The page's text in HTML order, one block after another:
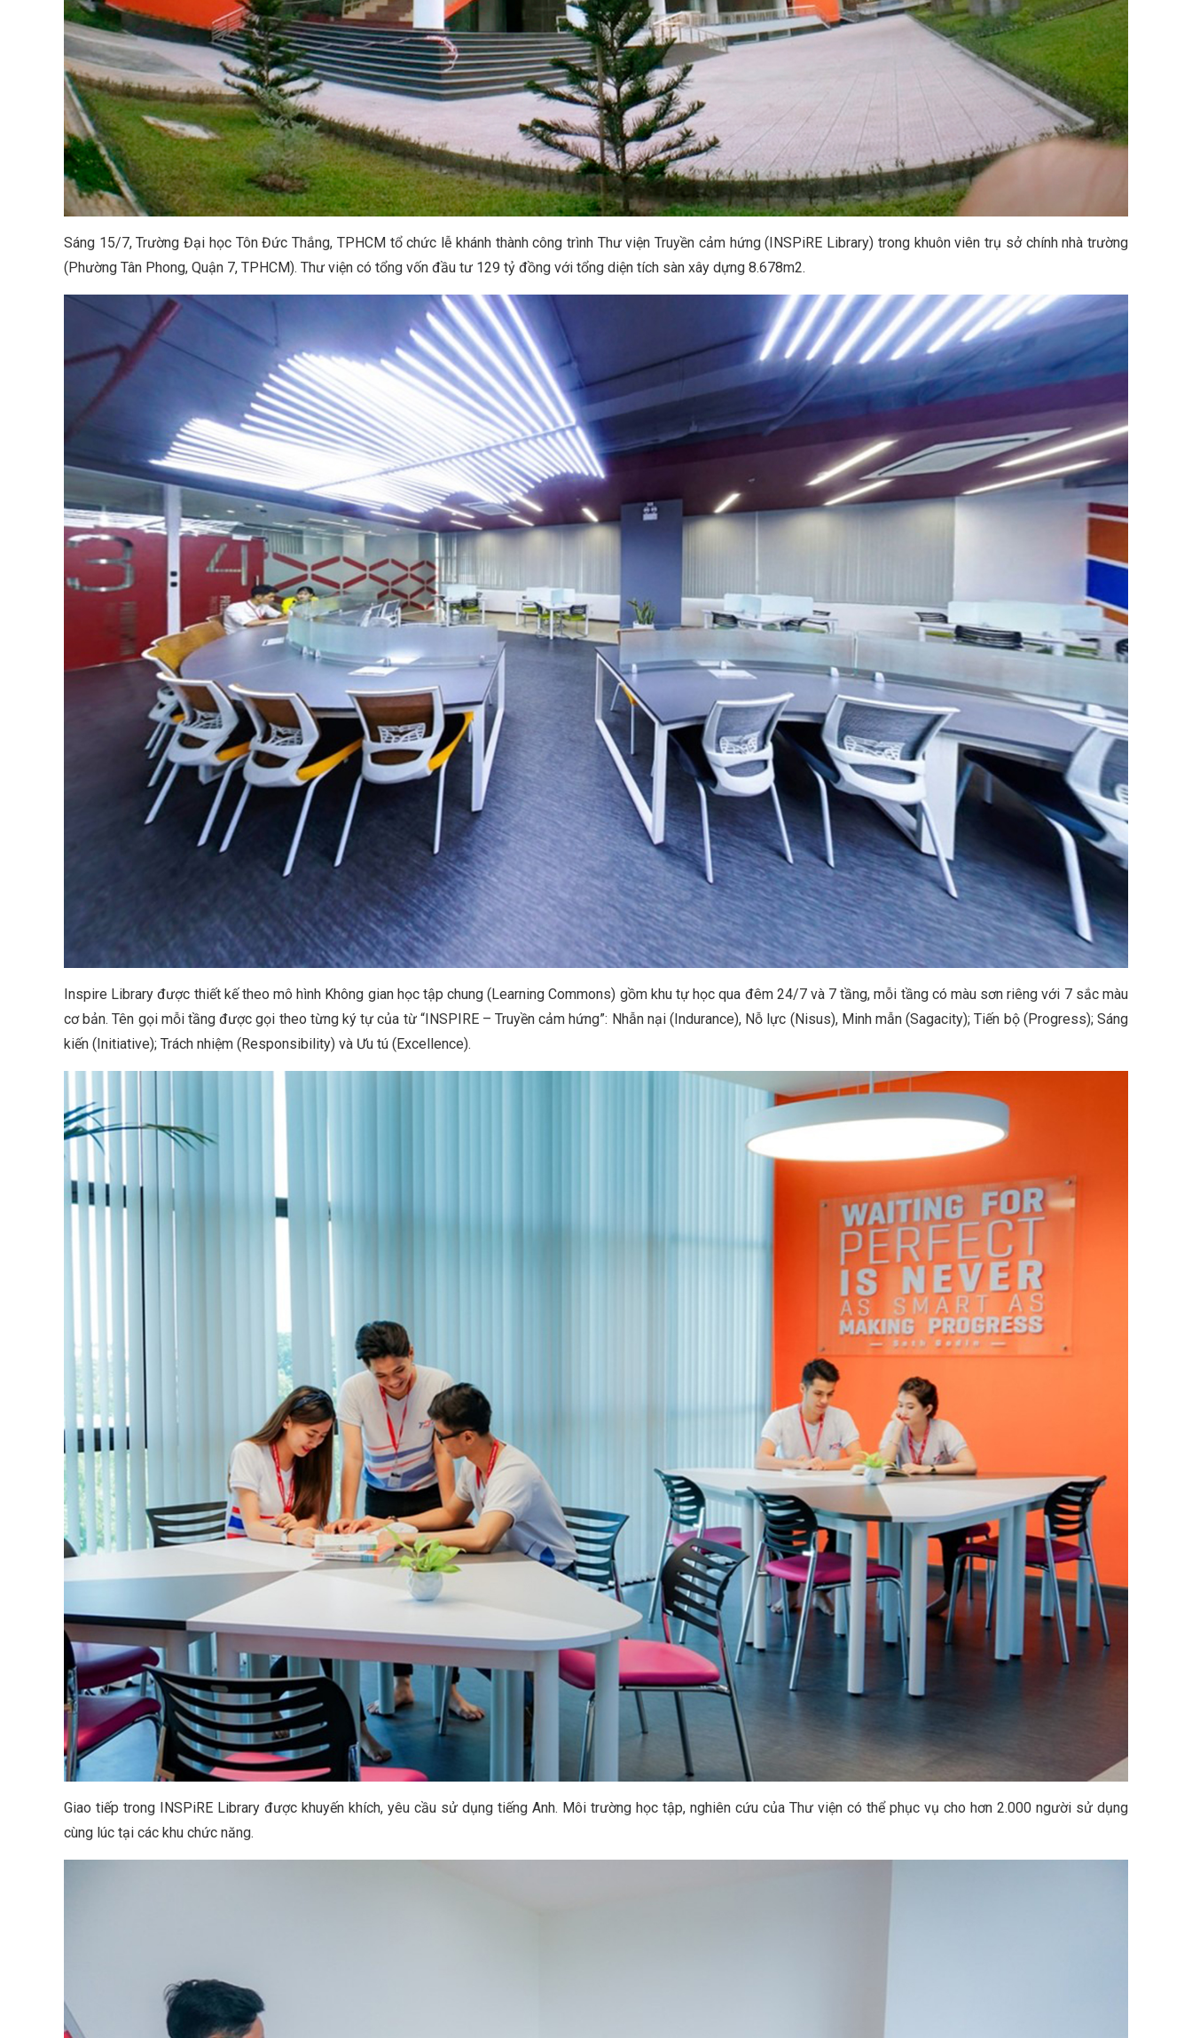
Sáng 15/7, Trường Đại học Tôn Đức Thắng, TPHCM tổ chức lễ khánh thành công trình Thư viện Truyền cảm hứng (INSPiRE Library) trong khuôn viên trụ sở chính nhà trường
(Phường Tân Phong, Quận 7, TPHCM). Thư viện có tổng vốn đầu tư 129 tỷ đồng với tổng diện tích sàn xây dựng 8.678m2.
Inspire Library được thiết kế theo mô hình Không gian học tập chung (Learning Commons) gồm khu tự học qua đêm 24/7 và 7 tầng, mỗi tầng có màu sơn riêng với 7 sắc màu
cơ bản. Tên gọi mỗi tầng được gọi theo từng ký tự của từ “INSPIRE – Truyền cảm hứng”: Nhẫn nại (Indurance), Nỗ lực (Nisus), Minh mẫn (Sagacity); Tiến bộ (Progress); Sáng
kiến (Initiative); Trách nhiệm (Responsibility) và Ưu tú (Excellence).
Giao tiếp trong INSPiRE Library được khuyến khích, yêu cầu sử dụng tiếng Anh. Môi trường học tập, nghiên cứu của Thư viện có thể phục vụ cho hơn 2.000 người sử dụng
cùng lúc tại các khu chức năng.